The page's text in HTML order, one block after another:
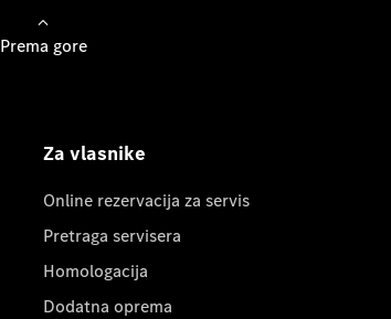
Prema gore
Za vlasnike
Online rezervacija za servis
Pretraga servisera
Homologacija
Dodatna oprema